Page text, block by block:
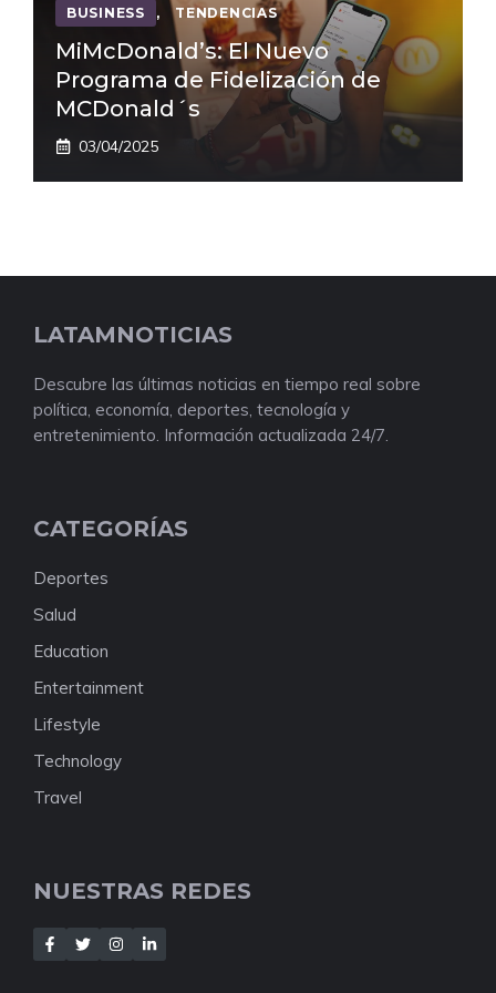
BUSINESS , TENDENCIAS
MiMcDonald’s: El Nuevo
Programa de Fidelización de
MCDonald´s
03/04/2025
LATAMNOTICIAS
Descubre las últimas noticias en tiempo real sobre
política, economía, deportes, tecnología y
entretenimiento. Información actualizada 24/7.
CATEGORÍAS
Deportes
Salud
Education
Entertainment
Lifestyle
Technology
Travel
NUESTRAS REDES